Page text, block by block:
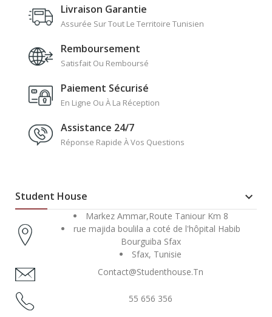
Livraison Garantie
Assurée Sur Tout Le Territoire Tunisien
Remboursement
Satisfait Ou Remboursé
Paiement Sécurisé
En Ligne Ou À La Réception
Assistance 24/7
Réponse Rapide À Vos Questions
Student House 
Markez Ammar,Route Taniour Km 8
rue majida boulila a coté de l'hôpital Habib
Bourguiba Sfax
Sfax, Tunisie
Contact@studenthouse.tn
55 656 356